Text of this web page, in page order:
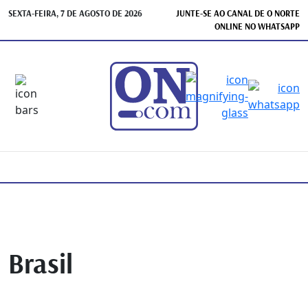
SEXTA-FEIRA, 7 DE AGOSTO DE 2026
JUNTE-SE AO CANAL DE O NORTE
ONLINE NO WHATSAPP
Brasil